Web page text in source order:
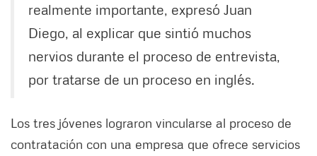
realmente importante, expresó Juan
Diego, al explicar que sintió muchos
nervios durante el proceso de entrevista,
por tratarse de un proceso en inglés.
Los tres jóvenes lograron vincularse al proceso de
contratación con una empresa que ofrece servicios